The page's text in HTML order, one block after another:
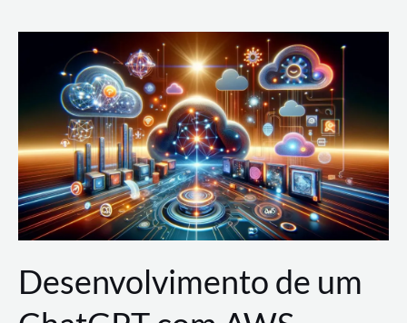
Nuvem:
Google
Cloud,
AWS
e
Azure
Desenvolvimento de um